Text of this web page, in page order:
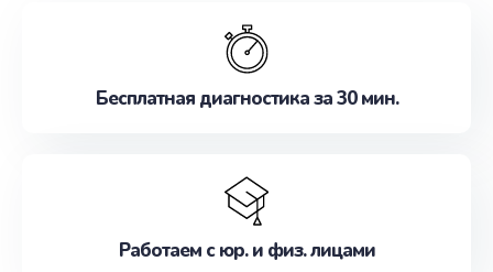
Бесплатная диагностика за 30 мин.
Работаем с юр. и физ. лицами